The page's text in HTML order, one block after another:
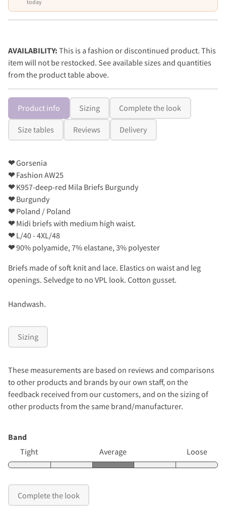
today
AVAILABILITY: This is a fashion or discontinued product. This
item will not be restocked. See available sizes and quantities
from the product table above.
Product info Sizing Complete the look
Size tables Reviews Delivery
❤Gorsenia
❤Fashion AW25
❤K957-deep-red Mila Briefs Burgundy
❤Burgundy
❤Poland / Poland
❤Midi briefs with medium high waist.
❤L/40 - 4XL/48
❤90% polyamide, 7% elastane, 3% polyester
Briefs made of soft knit and lace. Elastics on waist and leg
openings. Selvedge to no VPL look. Cotton gusset.
Handwash.
Sizing
These measurements are based on reviews and comparisons
to other products and brands by our own staff, on the
feedback received from our customers, and on the sizing of
other products from the same brand/manufacturer.
Band
Tight
Average Loose
Complete the look